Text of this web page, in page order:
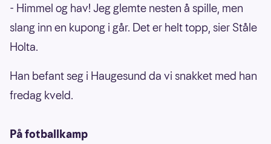
- Himmel og hav! Jeg glemte nesten å spille, men
slang inn en kupong i går. Det er helt topp, sier Ståle
Holta.
Han befant seg i Haugesund da vi snakket med han
fredag kveld.
På fotballkamp